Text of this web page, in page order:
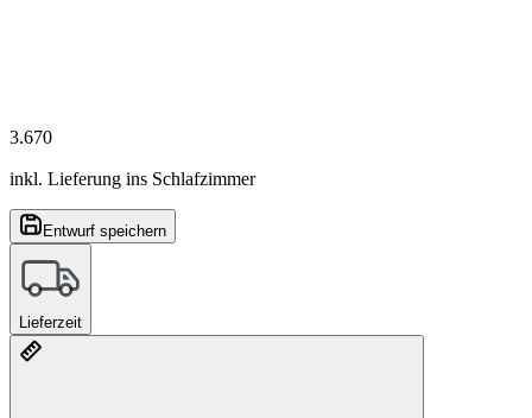
3.670
inkl. Lieferung ins Schlafzimmer
Entwurf speichern
Lieferzeit